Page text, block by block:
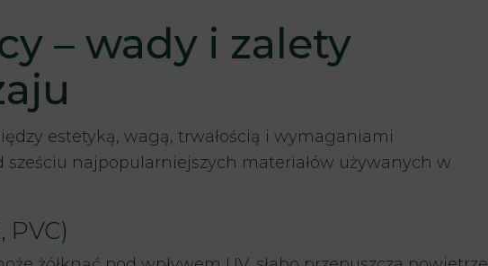
– wady i zalety
estetyką, wagą, trwałością i wymaganiami
najpopularniejszych materiałów używanych w
PVC)